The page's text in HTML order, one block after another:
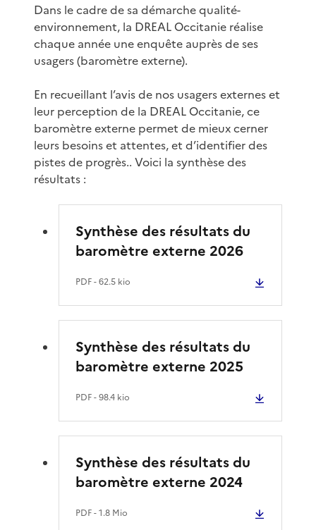
Dans le cadre de sa démarche qualité-
environnement, la DREAL Occitanie réalise
chaque année une enquête auprès de ses
usagers (baromètre externe).
En recueillant l’avis de nos usagers externes et
leur perception de la DREAL Occitanie, ce
baromètre externe permet de mieux cerner
leurs besoins et attentes, et d’identifier des
pistes de progrès.. Voici la synthèse des
résultats :
Synthèse des résultats du
baromètre externe 2026
PDF- 62.5 kio
Synthèse des résultats du
baromètre externe 2025
PDF- 98.4 kio
Synthèse des résultats du
baromètre externe 2024
PDF- 1.8 Mio